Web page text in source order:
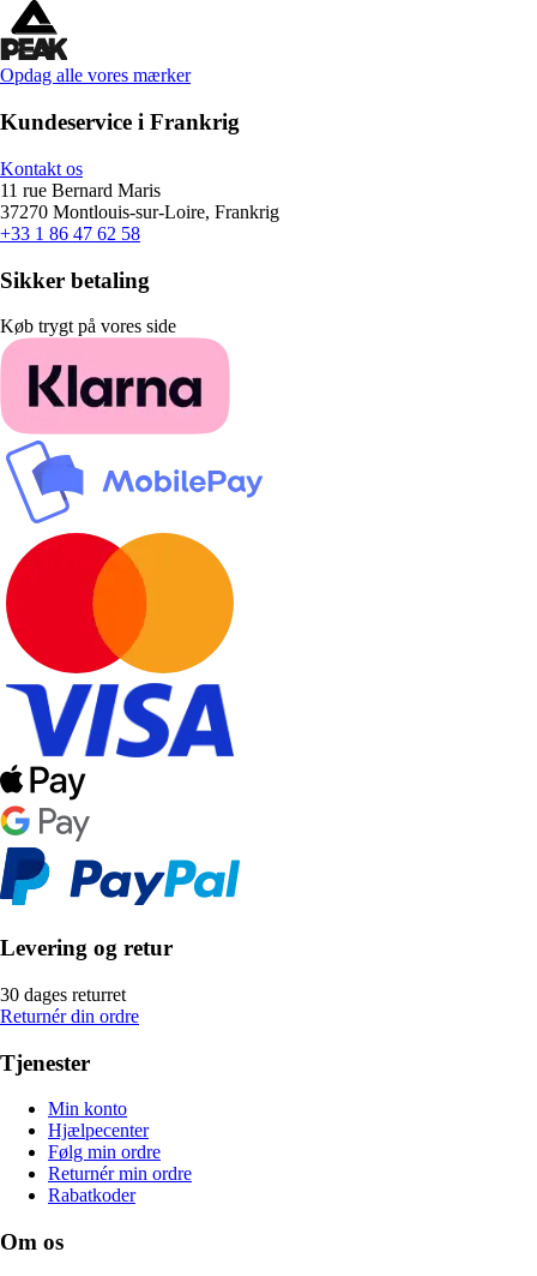
Opdag alle vores mærker
Kundeservice i Frankrig
Kontakt os
11 rue Bernard Maris
37270 Montlouis-sur-Loire, Frankrig
+33 1 86 47 62 58
Sikker betaling
Køb trygt på vores side
Levering og retur
30 dages returret
Returnér din ordre
Tjenester
Min konto
Hjælpecenter
Følg min ordre
Returnér min ordre
Rabatkoder
Om os